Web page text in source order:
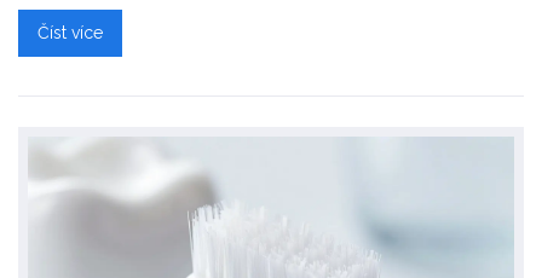
Číst více